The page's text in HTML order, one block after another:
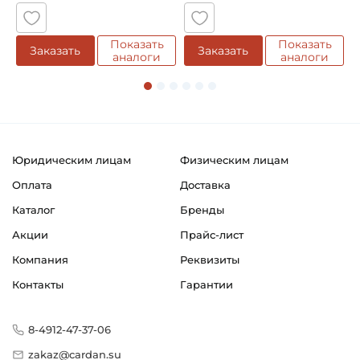
Заказать
Показать
аналоги
Заказать
Показать
аналоги
Юридическим лицам
Физическим лицам
Оплата
Доставка
Каталог
Бренды
Акции
Прайс-лист
Компания
Реквизиты
Контакты
Гарантии
8-4912-47-37-06
zakaz@cardan.su